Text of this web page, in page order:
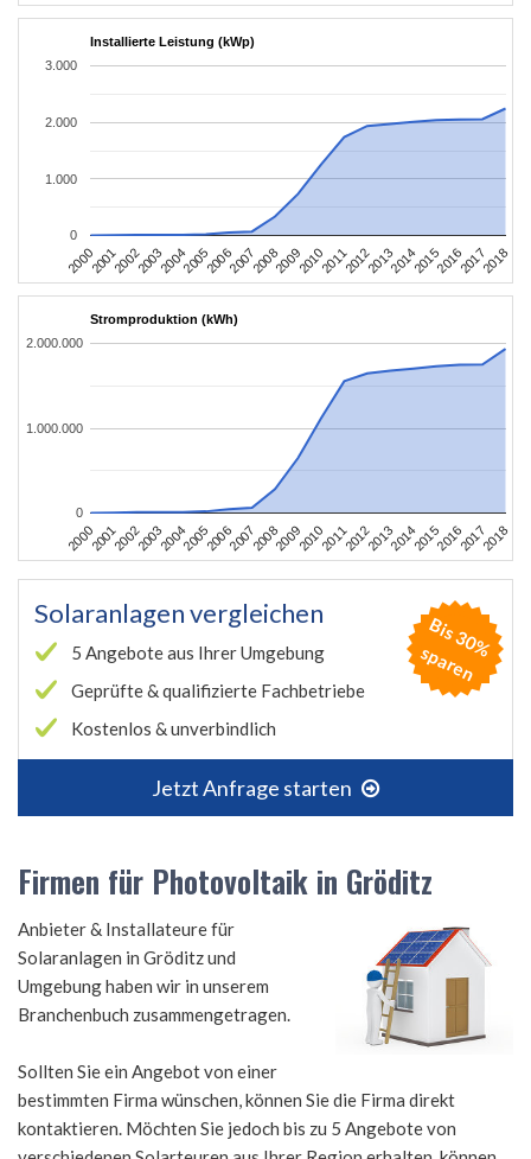
Installierte Leistung (kWp)
2000200120022003200420052006200720082009201020112012201320142015201620172018
0
1.000
2.000
3.000
Stromproduktion (kWh)
2000200120022003200420052006200720082009201020112012201320142015201620172018
0
1.000.000
2.000.000
Solaranlagen vergleichen
5 Angebote aus Ihrer Umgebung
Geprüfte & qualifizierte Fachbetriebe
Kostenlos & unverbindlich
Jetzt Anfrage starten
B
is
3
0
%
s
p
a
r
e
n
Firmen für Photovoltaik in Gröditz
Anbieter & Installateure für
Solaranlagen in Gröditz und
Umgebung haben wir in unserem
Branchenbuch zusammengetragen.
Sollten Sie ein Angebot von einer
bestimmten Firma wünschen, können Sie die Firma direkt
kontaktieren. Möchten Sie jedoch bis zu 5 Angebote von